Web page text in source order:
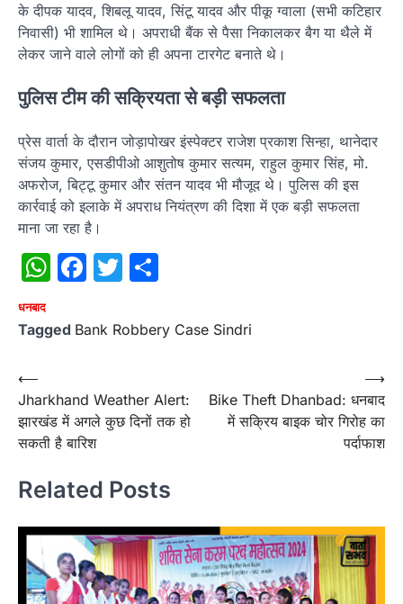
के दीपक यादव, शिबलू यादव, सिंटू यादव और पीकू ग्वाला (सभी कटिहार
निवासी) भी शामिल थे। अपराधी बैंक से पैसा निकालकर बैग या थैले में
लेकर जाने वाले लोगों को ही अपना टारगेट बनाते थे।
पुलिस टीम की सक्रियता से बड़ी सफलता
प्रेस वार्ता के दौरान जोड़ापोखर इंस्पेक्टर राजेश प्रकाश सिन्हा, थानेदार
संजय कुमार, एसडीपीओ आशुतोष कुमार सत्यम, राहुल कुमार सिंह, मो.
अफरोज, बिट्टू कुमार और संतन यादव भी मौजूद थे। पुलिस की इस
कार्रवाई को इलाके में अपराध नियंत्रण की दिशा में एक बड़ी सफलता
माना जा रहा है।
WhatsApp
Facebook
Twitter
धनबाद
Tagged Bank Robbery Case Sindri
Post
navigation
⟵
Jharkhand Weather Alert:
झारखंड में अगले कुछ दिनों तक हो
सकती है बारिश
Bike Theft Dhanbad: धनबाद
में सक्रिय बाइक चोर गिरोह का
पर्दाफाश
⟶
Related Posts